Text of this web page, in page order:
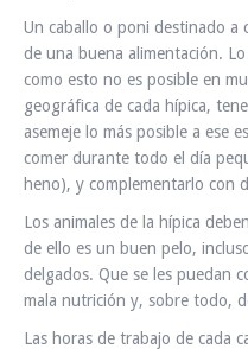
Un caballo o poni destinado a
de una buena alimentación.
como esto no es posible en
geográfica de cada hípica,
asemeje lo más posible a ese
comer durante todo el día
heno), y complementarlo con
Los animales de la hípica
de ello es un buen pelo,
delgados. Que se les puedan
mala nutrición y, sobre todo,
Las horas de trabajo de cada